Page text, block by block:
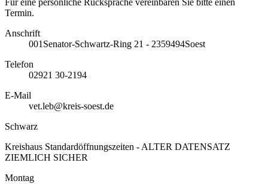
Für eine persönliche Rücksprache vereinbaren Sie bitte einen
Termin.
Anschrift
001Senator-Schwartz-Ring 21 - 2359494Soest
Telefon
02921 30-2194
E-Mail
vet.leb@kreis-soest.de
Schwarz
Kreishaus Standardöffnungszeiten - ALTER DATENSATZ
ZIEMLICH SICHER
Montag